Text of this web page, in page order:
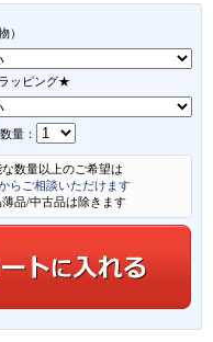
）
ッピング★
数量：
数量以上のご希望は
らご相談いただけます
薄品/中古品は除きます